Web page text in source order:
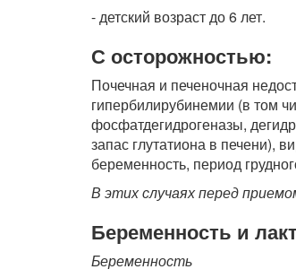
- детский возраст до 6 лет.
С осторожностью:
Почечная и печеночная
гипербилирубинемии (в том
фосфатдегидрогеназы,
запас глутатиона в печени),
беременность, период
В этих случаях перед
Беременность и
Беременность